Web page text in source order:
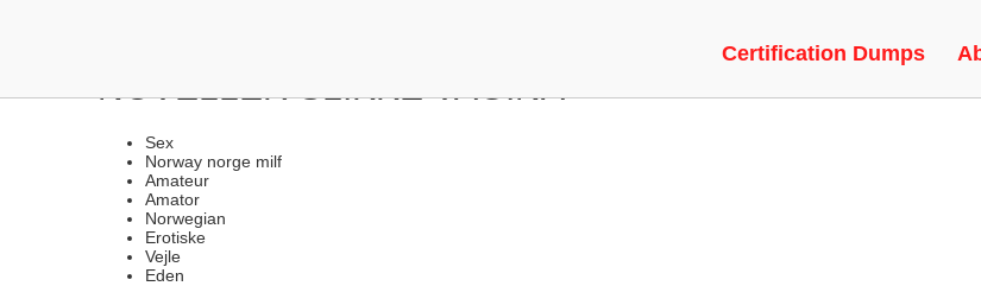
Certification Dumps
PRIVATE SEX CAM NORSKE PORNO SIDER –
NOVELLER SLIKKE VAGINA
Sex
Norway norge milf
Amateur
Amator
Norwegian
Erotiske
Vejle
Eden